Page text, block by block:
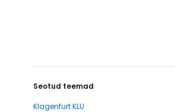
Seotud teemad
Klagenfurt KLU